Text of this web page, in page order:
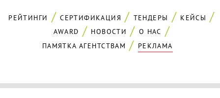
РЕЙТИНГИ СЕРТИФИКАЦИЯ ТЕНДЕРЫ
КЕЙСЫ
AWARD
НОВОСТИ
О НАС
ПАМЯТКА АГЕНТСТВАМ
РЕКЛАМА